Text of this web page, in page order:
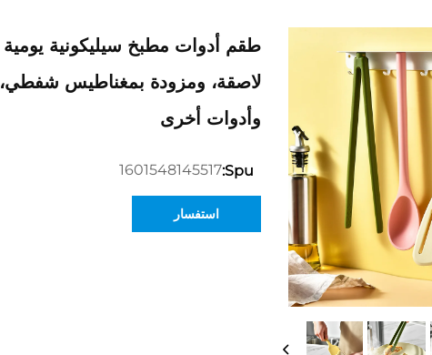
لاصقة، ومزودة بمغناطيس
وأدوات أخرى
Spu:
1601548145517
استفسار